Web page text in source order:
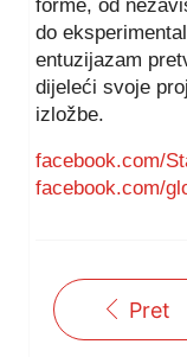
forme, od
do
entuzijazam
dijeleći svoje
izložbe.
facebook.com/
facebook.com/
Pret